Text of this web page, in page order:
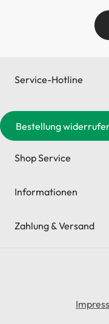
Service-Hotline
Bestellung
Shop Service
Informationen
Zahlung & Versand